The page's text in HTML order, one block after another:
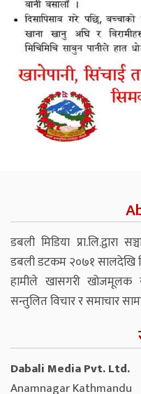
डबली मिडिया
डबली डटकम २०७१ सालदेखि
हामीले खासगरी खोजमूलक
सन्तुलित विचार र समाचार
Dabali Media Pvt. Ltd.
Anamnagar Kathmandu